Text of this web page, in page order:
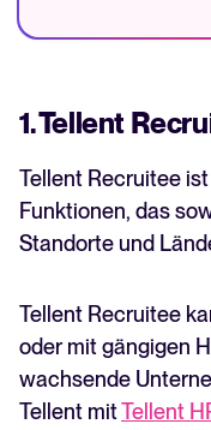
1. Tellent
Tellent Recruitee
Funktionen, das
Standorte und
Tellent Recruitee
oder mit gängigen
wachsende
Tellent mitTellent